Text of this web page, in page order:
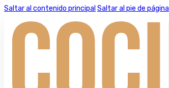
Saltar al contenido principal Saltar al pie de página